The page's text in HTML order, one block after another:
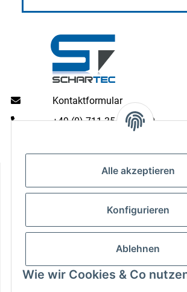
Alle akzeptieren
Konfigurieren
Ablehnen
Wie wir Cookies & Co
Kontaktformular
+49 (0) 711 35 13 16 00
Gesetzliche Informationen